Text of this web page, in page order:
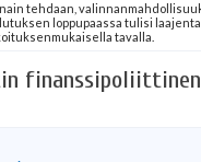
nain tehdaan,
loppupaassa tulisi
tavalla.